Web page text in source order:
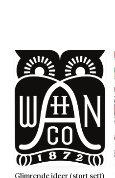
Glimrende ideer (stort sett)